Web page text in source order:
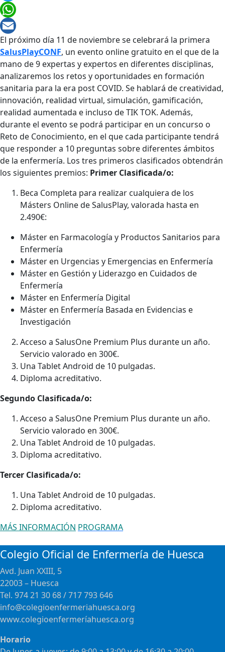
Email
El próximo día 11 de noviembre se celebrará la primera
SalusPlayCONF, un evento online gratuito en el que de la
mano de 9 expertas y expertos en diferentes disciplinas,
analizaremos los retos y oportunidades en formación
sanitaria para la era post COVID. Se hablará de creatividad,
innovación, realidad virtual, simulación, gamificación,
realidad aumentada e incluso de TIK TOK. Además,
durante el evento se podrá participar en un concurso o
Reto de Conocimiento, en el que cada participante tendrá
que responder a 10 preguntas sobre diferentes ámbitos
de la enfermería. Los tres primeros clasificados obtendrán
los siguientes premios: Primer Clasificada/o:
Beca Completa para realizar cualquiera de los
Másters Online de SalusPlay, valorada hasta en
2.490€:
Máster en Farmacología y Productos Sanitarios para
Enfermería
Máster en Urgencias y Emergencias en Enfermería
Máster en Gestión y Liderazgo en Cuidados de
Enfermería
Máster en Enfermería Digital
Máster en Enfermería Basada en Evidencias e
Investigación
Acceso a SalusOne Premium Plus durante un año.
Servicio valorado en 300€.
Una Tablet Android de 10 pulgadas.
Diploma acreditativo.
Segundo Clasificada/o:
Acceso a SalusOne Premium Plus durante un año.
Servicio valorado en 300€.
Una Tablet Android de 10 pulgadas.
Diploma acreditativo.
Tercer Clasificada/o:
Una Tablet Android de 10 pulgadas.
Diploma acreditativo.
MÁS INFORMACIÓN PROGRAMA
Colegio Oficial de Enfermería de Huesca
Avd. Juan XXIII, 5
22003 – Huesca
Tel. 974 21 30 68 / 717 793 646
info@colegioenfermeriahuesca.org
www.colegioenfermeríahuesca.org
Horario